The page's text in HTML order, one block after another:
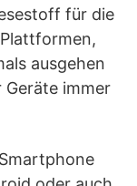
für die
ausgehen
immer